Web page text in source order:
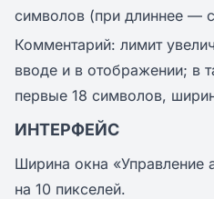
символов (при длиннее —
Комментарий: лимит
вводе и в отображении; в
первые 18 символов,
ИНТЕРФЕЙС
Ширина окна «Управление
на 10 пикселей.